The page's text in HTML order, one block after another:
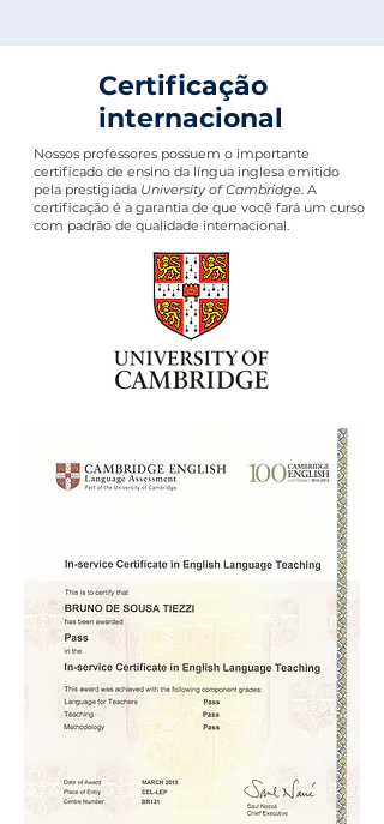
Certificação
internacional
Nossos professores possuem o importante
certificado de ensino da língua inglesa emitido
pela prestigiada University of Cambridge. A
certificação é a garantia de que você fará um curso
com padrão de qualidade internacional.